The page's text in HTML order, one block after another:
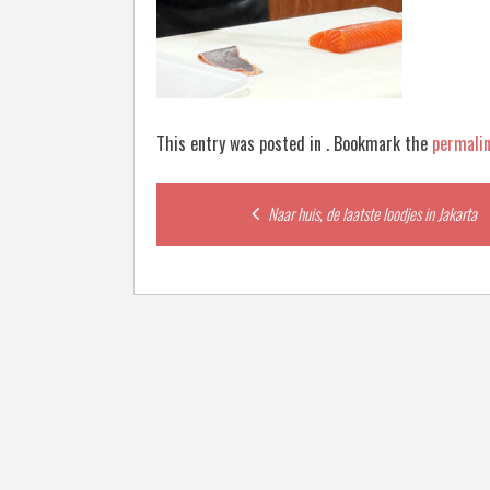
This entry was posted in . Bookmark the
navigation
Naar huis, de laatste loodjes in Jakarta